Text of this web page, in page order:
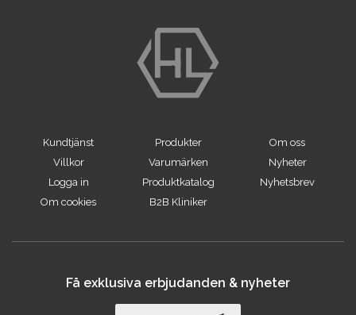
Kundtjänst
Villkor
Logga in
Om cookies
Produkter
Varumärken
Produktkatalog
B2B Kliniker
Om oss
Nyheter
Nyhetsbrev
Få exklusiva erbjudanden & nyheter